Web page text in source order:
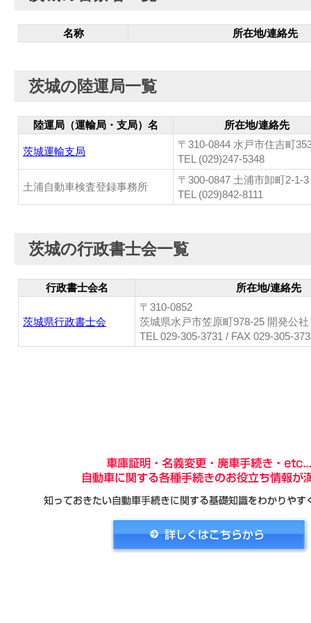
名称 所在地/連絡先
茨城の陸運局一覧
陸運局（運輸局・支局）名 所在地/連絡先
茨城運輸支局
〒310-0844 水戸市住吉町
TEL (029)247-5348
土浦自動車検査登録事務所
〒300-0847 土浦市卸町2-1-3
TEL (029)842-8111
茨城の行政書士会一覧
行政書士会名 所在地/連絡先
茨城県行政書士会
〒310-0852
茨城県水戸市笠原町978-25 開発公
TEL 029-305-3731 / FAX 029-305-